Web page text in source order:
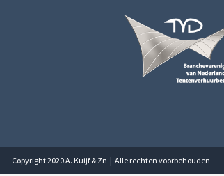
Copyright 2020 A. Kuijf & Zn | Alle rechten voorbehouden